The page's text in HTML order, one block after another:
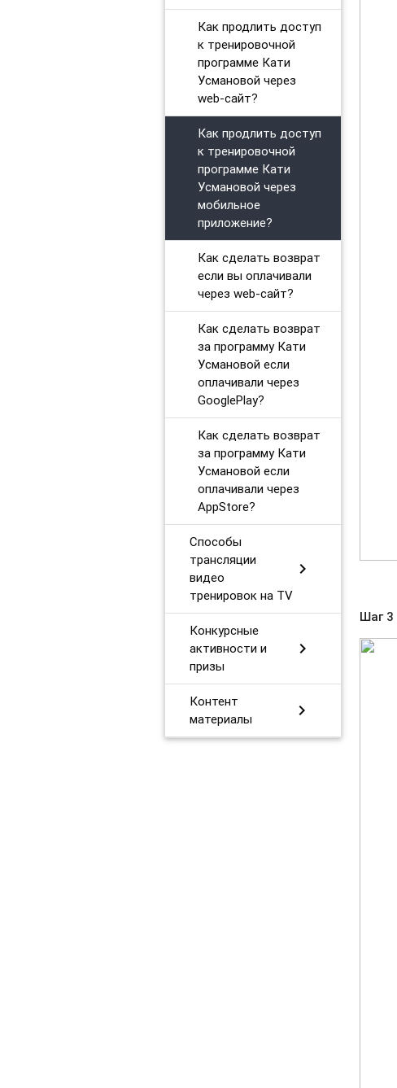
Как продлить доступ
к тренировочной
программе Кати
Усмановой через
web-сайт?
Как продлить доступ
к тренировочной
программе Кати
Усмановой через
мобильное
приложение?
Как сделать возврат
если вы оплачивали
через web-сайт?
Как сделать возврат
за программу Кати
Усмановой если
оплачивали через
GooglePlay?
Как сделать возврат
за программу Кати
Усмановой если
оплачивали через
AppStore?
Способы
трансляции
видео
тренировок на TV
chevron_right
Конкурсные
активности и
призы
chevron_right
Контент
материалы
chevron_right
Шаг 3